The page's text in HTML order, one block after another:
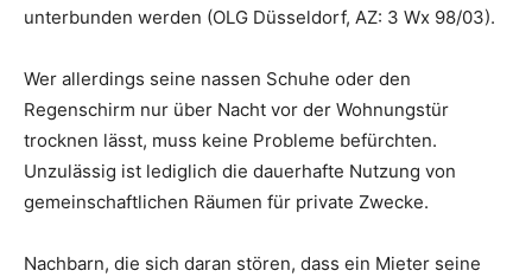
unterbunden werden (OLG Düsseldorf, AZ: 3 Wx 98/03).
Wer allerdings seine nassen Schuhe oder den
Regenschirm nur über Nacht vor der Wohnungstür
trocknen lässt, muss keine Probleme befürchten.
Unzulässig ist lediglich die dauerhafte Nutzung von
gemeinschaftlichen Räumen für private Zwecke.
Nachbarn, die sich daran stören, dass ein Mieter seine